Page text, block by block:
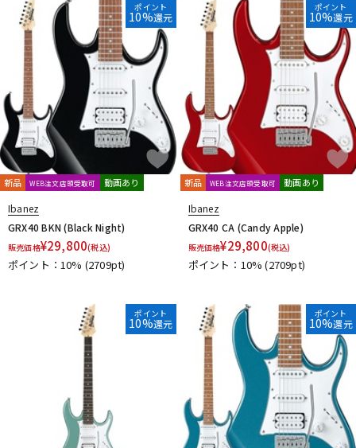
ポイント
10%還元
新品 WEB注文店頭受取可 動画あり
Ibanez
GRX40 BKN (Black Night)
販売価格¥29,800(税込)
ポイント：10% (2709pt)
ポイント
10%還元
新品 WEB注文店頭受取可 動画あり
Ibanez
GRX40 CA (Candy Apple)
販売価格¥29,800(税込)
ポイント：10%(2709pt)
ポイント
10%還元
ポイント
10%還元